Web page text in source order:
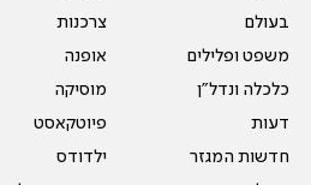
בעולם
משפט ופלילים
כלכלה ונדל"ן
דעות
חדשות המגזר
צרכנות
אופנה
מוסיקה
פיוטקאסט
ילדודס